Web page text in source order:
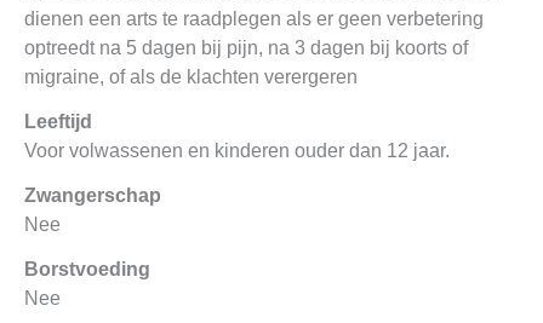
dienen een arts te raadplegen als er geen verbetering
optreedt na 5 dagen bij pijn, na 3 dagen bij koorts of
migraine, of als de klachten verergeren
Leeftijd
Voor volwassenen en kinderen ouder dan 12 jaar.
Zwangerschap
Nee
Borstvoeding
Nee